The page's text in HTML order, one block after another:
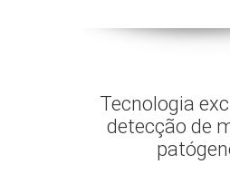
Tecnologia
detecção de